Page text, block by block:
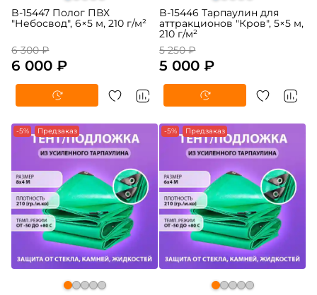
B-15447 Полог ПВХ
"Небосвод", 6×5 м, 210 г/м²
6 300 ₽
6 000 ₽
B-15446 Тарпаулин для
аттракционов "Кров", 5×5 м,
210 г/м²
5 250 ₽
5 000 ₽
-5% Предзаказ -5% Предзаказ